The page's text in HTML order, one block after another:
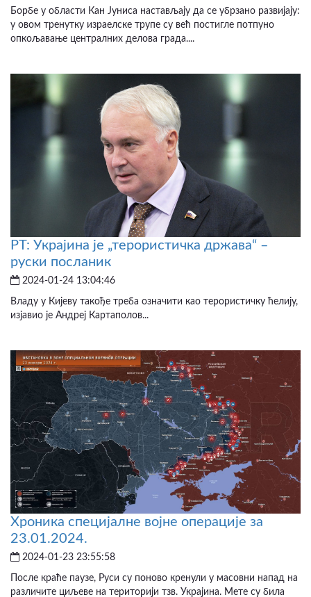
Борбе у области Кан Јуниса настављају да се убрзано развијају:
у овом тренутку израелске трупе су већ постигле потпуно
опкољавање централних делова града....
РТ: Украјина је „терористичка држава“ –
руски посланик
2024-01-24 13:04:46
Владу у Кијеву такође треба означити као терористичку ћелију,
изјавио је Андреј Картаполов...
Хроника специјалне војне операције за
23.01.2024.
2024-01-23 23:55:58
После краће паузе, Руси су поново кренули у масовни напад на
различите циљеве на територији тзв. Украјина. Мете су била